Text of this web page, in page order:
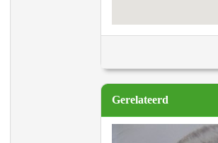
Gerelateerd